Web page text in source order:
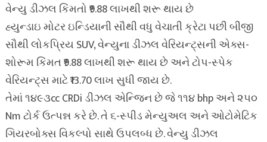
વેન્યુ ડીઝલ કિંમતો ₹9.88 લાખથી શરૂ થાય છે
હ્યુન્ડાઇ મોટર ઇન્ડિયાની સૌથી વધુ વેચાતી ક્રેટા પછી બીજી
સૌથી લોકપ્રિય SUV, વેન્યુના ડીઝલ વેરિયન્ટ્સની એક્સ-
શોરૂમ કિંમત ₹9.88 લાખથી શરૂ થાય છે અને ટોપ-સ્પેક
વેરિયન્ટ્સ માટે ₹13.70 લાખ સુધી જાય છે.
તેમાં ૧૪૯૩cc CRDi ડીઝલ એન્જિન છે જે ૧૧૪ bhp અને ૨૫૦
Nm ટોર્ક ઉત્પન્ન કરે છે. તે ૬-સ્પીડ મેન્યુઅલ અને ઓટોમેટિક
ગિયરબોક્સ વિકલ્પો સાથે ઉપલબ્ધ છે. વેન્યુ ડીઝલ